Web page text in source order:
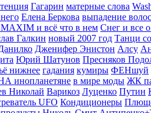
Гагарин матерные слова
Елена Беркова выпадение волос
и всё что в нем Снег и все
Галкин новый 2007 год Танци
Дженифер Энистон Алсу
Юрий Шатунов Пресняков
нижнее гадания кумиры ФЕНшуй
инопланетяне в мире моды ЖК
Николай Варикоз Луценко Путин
UFO Кондиционеры